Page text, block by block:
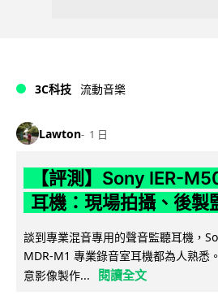
3C科技 流動音樂
Lawton 1 日
【評測】Sony IER-
耳機：現場拍攝、後製
談到專業混音專用的聲音監聽耳機，
MDR-M1 專業錄音室耳機都為人熟悉
意影像製作...
閱讀全文